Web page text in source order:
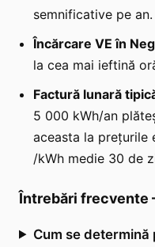
semnificative pe an.
Încărcare VE în
la cea mai ieftină
Factură lunară
5 000 kWh/an
aceasta la prețurile
/kWh medie 30 de
Întrebări frecvente
Cum se